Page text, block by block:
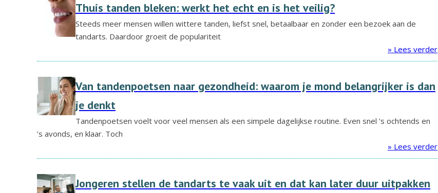
Thuis tanden bleken: werkt het echt en is het veilig?
Steeds meer mensen willen wittere tanden, liefst snel, betaalbaar en zonder een bezoek aan de
tandarts. Daardoor groeit de populariteit
» Lees verder
Van tandenpoetsen naar gezondheid: waarom je mond belangrijker is dan
je denkt
Tandenpoetsen voelt voor veel mensen als een simpele dagelijkse routine. Even snel ’s ochtends en
’s avonds, en klaar. Toch
» Lees verder
Jongeren stellen de tandarts te vaak uit en dat kan later duur uitpakken